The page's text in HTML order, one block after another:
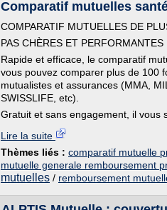
Comparatif mutuelles
COMPARATIF MUTUELLES DE
PAS CHÈRES ET PERFORMANTES
Rapide et efficace, le comparatif
vous pouvez comparer plus de 100
mutualistes et assurances (MMA,
SWISSLIFE, etc).
Gratuit et sans engagement, il vous
Lire la suite
Thèmes liés : comparatif mutuelle
mutuelle generale remboursement
mutuelles / remboursement